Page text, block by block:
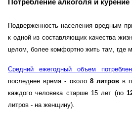
Потребление алкоголя и
Подверженность населения вредным
к одной из составляющих качества
целом, более комфортно жить там, где
Средний ежегодный объем
последнее время - около 8 литровв
каждого человека старше 15 лет (по
литров - на женщину).